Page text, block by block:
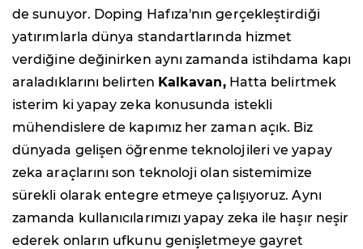
de sunuyor. Doping Hafıza'nın gerçekleştirdiği
yatırımlarla dünya standartlarında hizmet
verdiğine değinirken aynı zamanda istihdama kapı
araladıklarını belirten Kalkavan,Hatta belirtmek
isterim ki yapay zeka konusunda istekli
mühendislere de kapımız her zaman açık. Biz
dünyada gelişen öğrenme teknolojileri ve yapay
zeka araçlarını son teknoloji olan sistemimize
sürekli olarak entegre etmeye çalışıyoruz. Aynı
zamanda kullanıcılarımızı yapay zeka ile haşır neşir
ederek onların ufkunu genişletmeye gayret